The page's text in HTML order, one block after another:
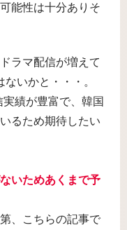
能性は十分ありそ
ラマ配信が増えて
いかと・・・。
績が豊富で、韓国
るため期待したい
いためあくまで予
、こちらの記事で